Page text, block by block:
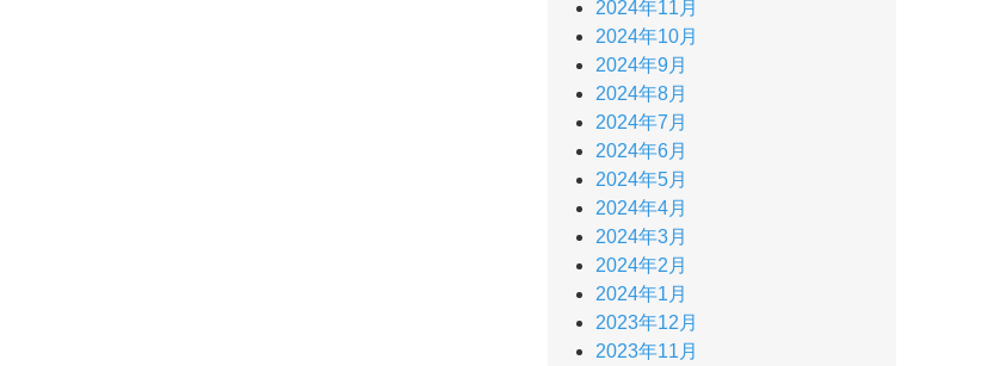
2024年11月
2024年10月
2024年9月
2024年8月
2024年7月
2024年6月
2024年5月
2024年4月
2024年3月
2024年2月
2024年1月
2023年12月
2023年11月